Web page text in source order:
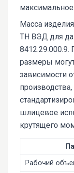
Масса
ТН ВЭД для
8412.29.000.9.
размеры
зависимости
шлицевое
крутящего
Рабочий